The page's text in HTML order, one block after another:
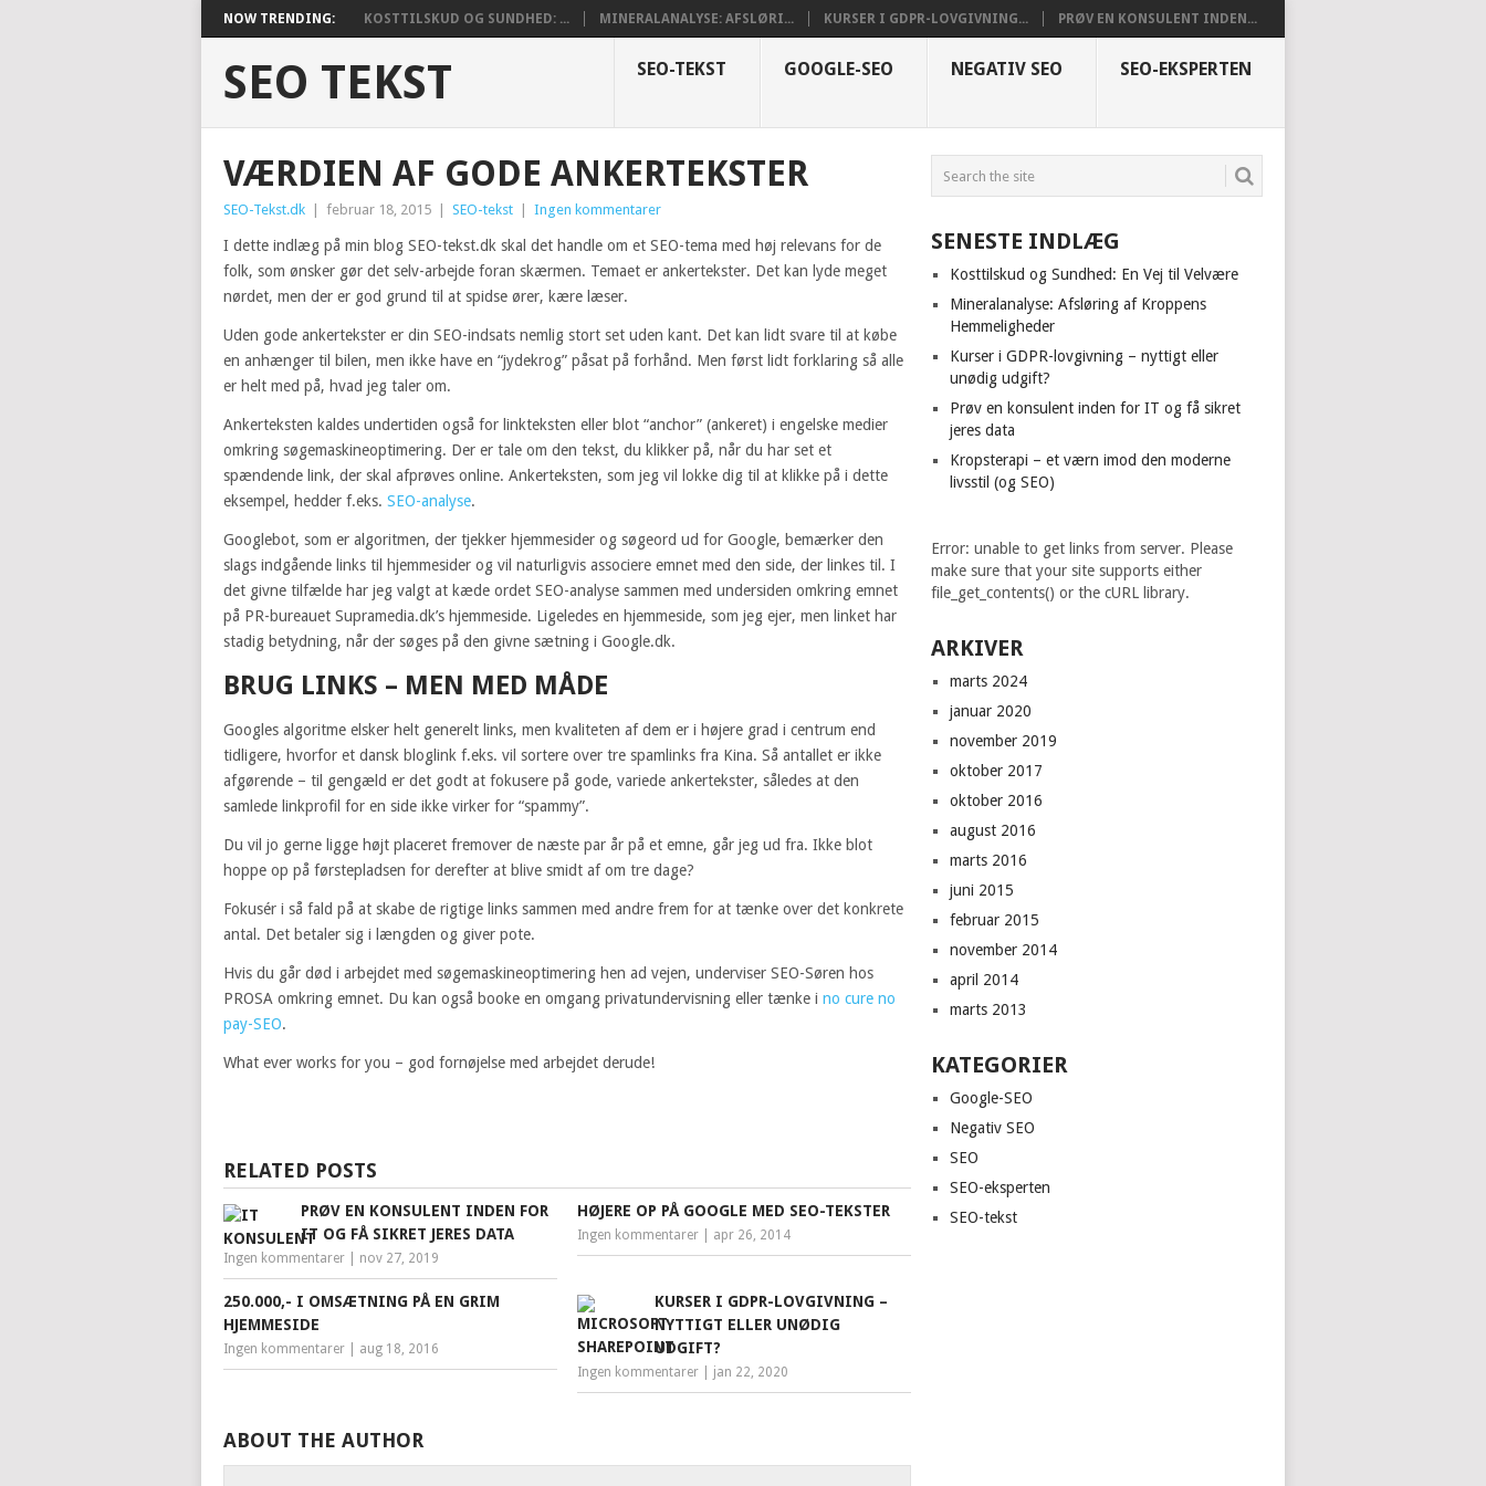
NOW TRENDING: KOSTTILSKUD OG SUNDHED: ... MINERALANALYSE: AFSLØRI... KURSER I GDPR-LOVGIVNING... PRØV EN KONSULENT INDEN...
SEO TEKST SEO-TEKST GOOGLE-SEO NEGATIV SEO SEO-EKSPERTEN
VÆRDIEN AF GODE ANKERTEKSTER
SEO-Tekst.dk februar 18, 2015 SEO-tekst Ingen kommentarer
I dette indlæg på min blog SEO-tekst.dk skal det handle om et SEO-tema med høj relevans for de
folk, som ønsker gør det selv-arbejde foran skærmen. Temaet er ankertekster. Det kan lyde meget
nørdet, men der er god grund til at spidse ører, kære læser.
Uden gode ankertekster er din SEO-indsats nemlig stort set uden kant. Det kan lidt svare til at købe
en anhænger til bilen, men ikke have en “jydekrog” påsat på forhånd. Men først lidt forklaring så alle
er helt med på, hvad jeg taler om.
Ankerteksten kaldes undertiden også for linkteksten eller blot “anchor” (ankeret) i engelske medier
omkring søgemaskineoptimering. Der er tale om den tekst, du klikker på, når du har set et
spændende link, der skal afprøves online. Ankerteksten, som jeg vil lokke dig til at klikke på i dette
eksempel, hedder f.eks. SEO-analyse.
Googlebot, som er algoritmen, der tjekker hjemmesider og søgeord ud for Google, bemærker den
slags indgående links til hjemmesider og vil naturligvis associere emnet med den side, der linkes til. I
det givne tilfælde har jeg valgt at kæde ordet SEO-analyse sammen med undersiden omkring emnet
på PR-bureauet Supramedia.dk’s hjemmeside. Ligeledes en hjemmeside, som jeg ejer, men linket har
stadig betydning, når der søges på den givne sætning i Google.dk.
BRUG LINKS – MEN MED MÅDE
Googles algoritme elsker helt generelt links, men kvaliteten af dem er i højere grad i centrum end
tidligere, hvorfor et dansk bloglink f.eks. vil sortere over tre spamlinks fra Kina. Så antallet er ikke
afgørende – til gengæld er det godt at fokusere på gode, variede ankertekster, således at den
samlede linkprofil for en side ikke virker for “spammy”.
Du vil jo gerne ligge højt placeret fremover de næste par år på et emne, går jeg ud fra. Ikke blot
hoppe op på førstepladsen for derefter at blive smidt af om tre dage?
Fokusér i så fald på at skabe de rigtige links sammen med andre frem for at tænke over det konkrete
antal. Det betaler sig i længden og giver pote.
Hvis du går død i arbejdet med søgemaskineoptimering hen ad vejen, underviser SEO-Søren hos
PROSA omkring emnet. Du kan også booke en omgang privatundervisning eller tænke i no cure no
pay-SEO.
What ever works for you – god fornøjelse med arbejdet derude!
RELATED POSTS
PRØV EN KONSULENT INDEN FOR
IT OG FÅ SIKRET JERES DATA
Ingen kommentarer nov 27, 2019
HØJERE OP PÅ GOOGLE MED SEO-TEKSTER
Ingen kommentarer apr 26, 2014
250.000,- I OMSÆTNING PÅ EN GRIM
HJEMMESIDE
Ingen kommentarer aug 18, 2016
KURSER I GDPR-LOVGIVNING –
NYTTIGT ELLER UNØDIG
UDGIFT?
Ingen kommentarer jan 22, 2020
ABOUT THE AUTHOR
SENESTE INDLÆG
Kosttilskud og Sundhed: En Vej til Velvære
Mineralanalyse: Afsløring af Kroppens
Hemmeligheder
Kurser i GDPR-lovgivning – nyttigt eller
unødig udgift?
Prøv en konsulent inden for IT og få sikret
jeres data
Kropsterapi – et værn imod den moderne
livsstil (og SEO)
Error: unable to get links from server. Please
make sure that your site supports either
file_get_contents() or the cURL library.
ARKIVER
marts 2024
januar 2020
november 2019
oktober 2017
oktober 2016
august 2016
marts 2016
juni 2015
februar 2015
november 2014
april 2014
marts 2013
KATEGORIER
Google-SEO
Negativ SEO
SEO
SEO-eksperten
SEO-tekst